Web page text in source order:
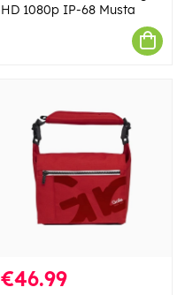
HD 1080p IP-68 Musta
€46.99